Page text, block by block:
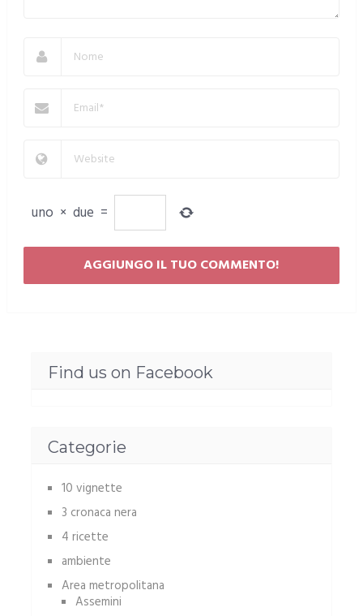
uno × due =
Find us on Facebook
Categorie
10 vignette
3 cronaca nera
4 ricette
ambiente
Area metropolitana
Assemini